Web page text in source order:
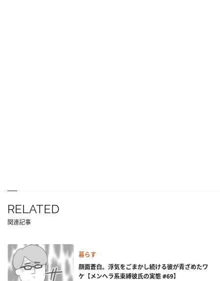
RELATED
関連記事
暮らす
顔面蒼白。浮気をごまかし続ける彼が青ざめたワ
ケ【メンヘラ系束縛彼氏の実態 #69】